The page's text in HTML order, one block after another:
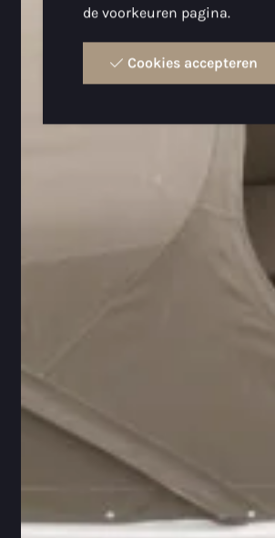
de voorkeuren pagina.
Cookies accepteren